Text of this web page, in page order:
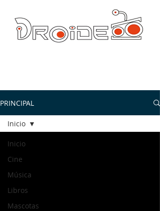
PRINCIPAL
Inicio
Cine
Música
Libros
Mascotas
Inicio